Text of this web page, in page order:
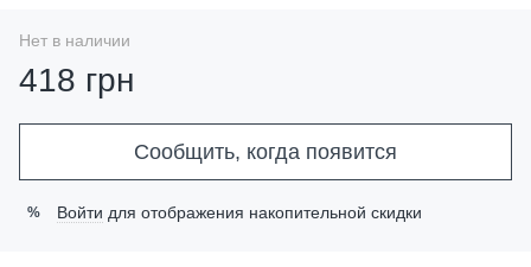
Нет в наличии
418 грн
Сообщить, когда появится
% Войти для отображения накопительной скидки